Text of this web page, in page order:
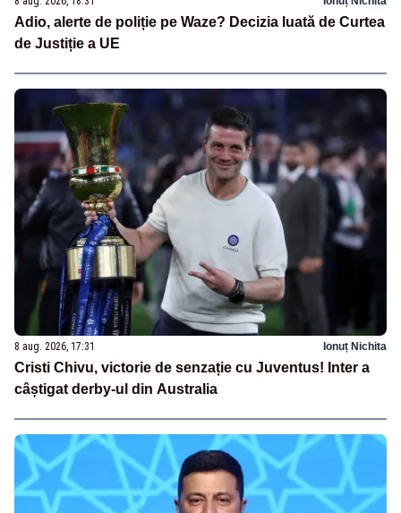
Adio, alerte de poliție pe Waze? Decizia luată de Curtea
de Justiție a UE
8 aug. 2026, 17:31 Ionuț Nichita
Cristi Chivu, victorie de senzație cu Juventus! Inter a
câștigat derby-ul din Australia